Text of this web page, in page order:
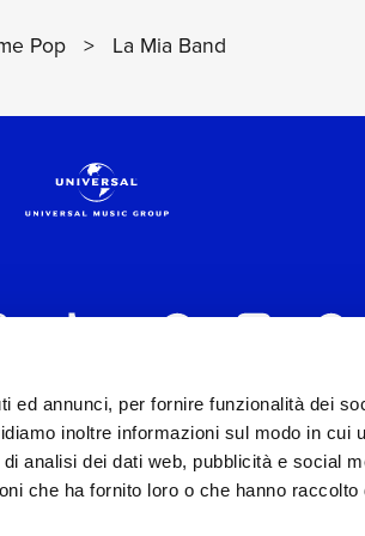
ed annunci, per fornire funzionalità dei
inoltre informazioni sul modo in cui
analisi dei dati web, pubblicità e social
che ha fornito loro o che hanno raccolto
Pop > La Mia Band
con unico socio) | Via Nervesa,
di Milano con il numero 966135 in
2.000.000 interamente versato.
corporate compliance ed al fine di